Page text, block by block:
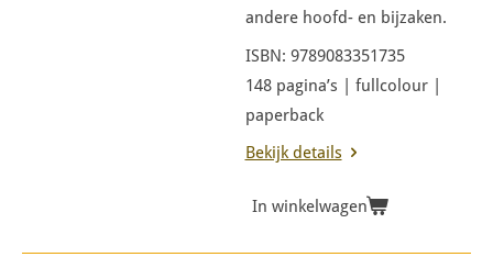
andere hoofd- en bijzaken.
ISBN: 9789083351735
148 pagina’s | fullcolour |
paperback
Bekijk details
In winkelwagen